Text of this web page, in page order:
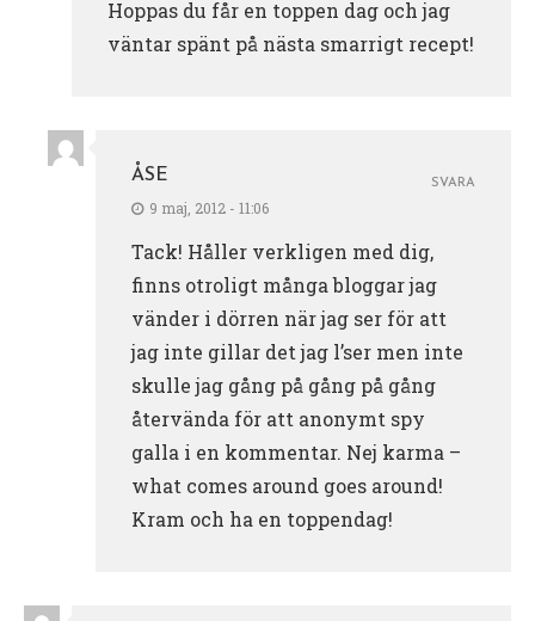
Hoppas du får en toppen dag och jag
väntar spänt på nästa smarrigt recept!
ÅSE
9 maj, 2012 - 11:06
Tack! Håller verkligen med dig,
finns otroligt många bloggar jag
vänder i dörren när jag ser för att
jag inte gillar det jag l’ser men inte
skulle jag gång på gång på gång
återvända för att anonymt spy
galla i en kommentar. Nej karma –
what comes around goes around!
Kram och ha en toppendag!
SVARA